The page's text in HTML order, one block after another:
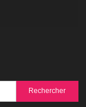
Rechercher :